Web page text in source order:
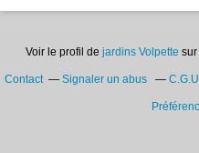
Voir le profil de jardins Volpette
Contact Signaler un abus